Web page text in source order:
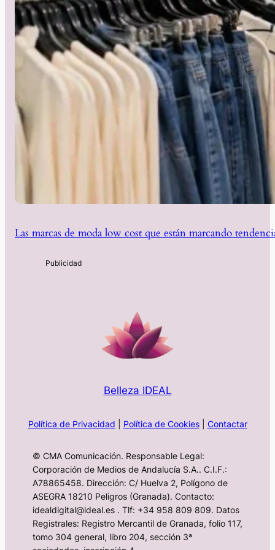
Las marcas de moda low cost que están marcando
Belleza IDEAL
Política de Privacidad Política de Cookies| Contactar
© CMA Comunicación. Responsable Legal:
Corporación de Medios de Andalucía S.A.. C.I.F.:
A78865458. Dirección: C/ Huelva 2, Polígono de
ASEGRA 18210 Peligros (Granada). Contacto:
idealdigital@ideal.es . Tlf: +34 958 809 809. Datos
Registrales: Registro Mercantil de Granada, folio 117,
tomo 304 general, libro 204, sección 3ª